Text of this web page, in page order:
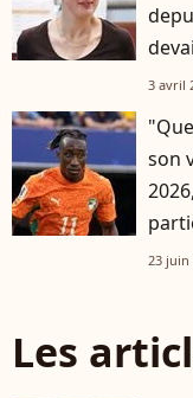
3 avril
son
23 juin
Les